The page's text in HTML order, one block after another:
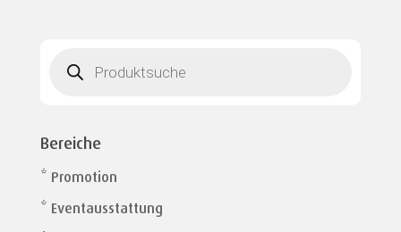
search
Bereiche
* Promotion
* Eventausstattung